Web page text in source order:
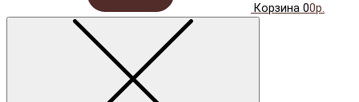
Корзина 00р.